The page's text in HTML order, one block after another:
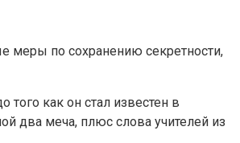
меры по сохранению секретности,
того как он стал известен в
два меча, плюс слова учителей из